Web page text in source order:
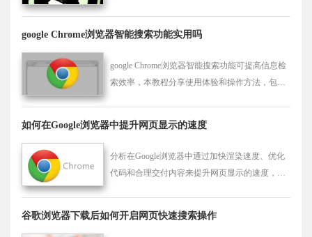
google Chrome浏览器智能搜索功能实用吗
google Chrome浏览器智能搜索功能可提高信息检
索效率，本教程分享使用体验和操作方法，包括
如何在Google浏览器中提升网页显示的速度
分析在Google浏览器中通过加快渲染速度、优化
代码和合理交付内容来提升网页显示的速度，使
谷歌浏览器下载后如何开启网页快速搜索操作